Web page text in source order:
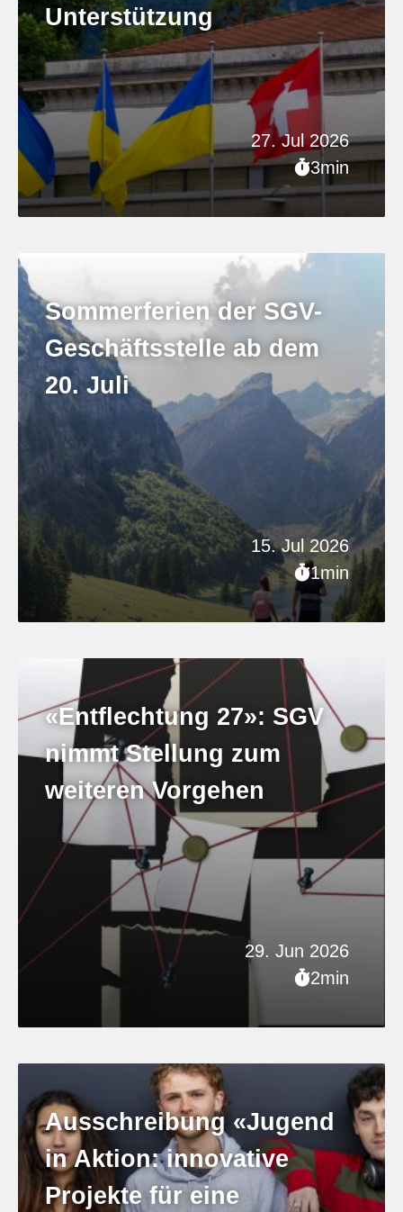
27. Jul 2026
3min
Unterstützung
15. Jul 2026
1min
Sommerferien der SGV-
Geschäftsstelle ab dem
20. Juli
29. Jun 2026
2min
«Entflechtung 27»: SGV
nimmt Stellung zum
weiteren Vorgehen
Ausschreibung «Jugend
in Aktion: innovative
Projekte für eine